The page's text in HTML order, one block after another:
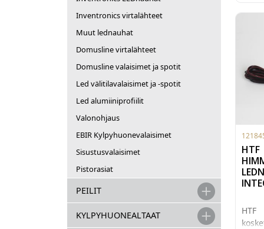
Inventronics virtalähteet
Muut lednauhat
Domusline virtalähteet
Domusline valaisimet ja spotit
Led välitilavalaisimet ja -spotit
Led alumiiniprofiilit
Valonohjaus
EBIR Kylpyhuonevalaisimet
Sisustusvalaisimet
Pistorasiat
PEILIT
KYLPYHUONEALTAAT
läpi,
niin
saa
3M:n
HTF
HTF